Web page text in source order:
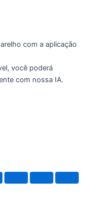
com a aplicação
você poderá
com nossa IA.